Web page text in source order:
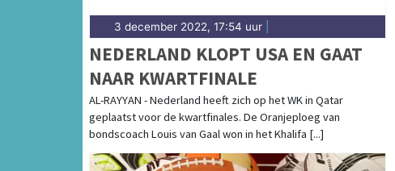
3 december 2022, 17:54 uur
NEDERLAND KLOPT USA EN GAAT
NAAR KWARTFINALE
AL-RAYYAN - Nederland heeft zich op het WK in Qatar
geplaatst voor de kwartfinales. De Oranjeploeg van
bondscoach Louis van Gaal won in het Khalifa [...]